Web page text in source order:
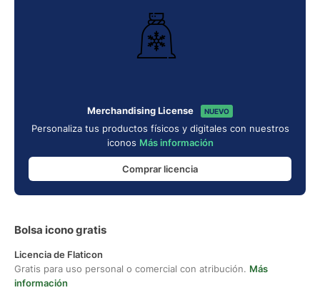
Merchandising License NUEVO
Personaliza tus productos físicos y digitales con nuestros
iconos Más información
Comprar licencia
Bolsa icono gratis
Licencia de Flaticon
Gratis para uso personal o comercial con atribución. Más
información